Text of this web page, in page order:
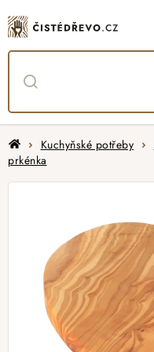
na
obsah
DomůKuchyňské potřeby
prkénka